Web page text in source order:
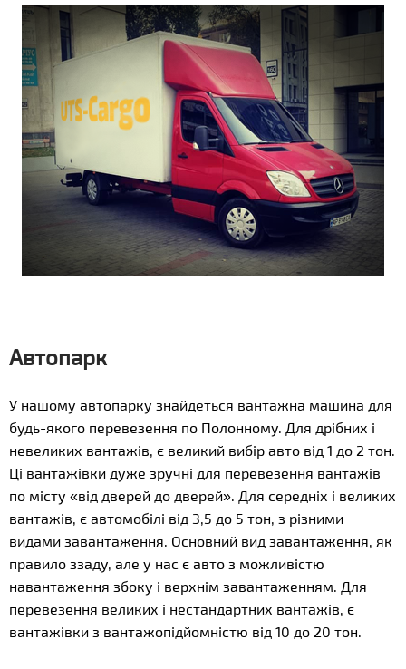
Автопарк
У нашому автопарку знайдеться вантажна машина для
будь-якого перевезення по Полонному. Для дрібних і
невеликих вантажів, є великий вибір авто від 1 до 2 тон.
Ці вантажівки дуже зручні для перевезення вантажів
по місту «від дверей до дверей». Для середніх і великих
вантажів, є автомобілі від 3,5 до 5 тон, з різними
видами завантаження. Основний вид завантаження, як
правило ззаду, але у нас є авто з можливістю
навантаження збоку і верхнім завантаженням. Для
перевезення великих і нестандартних вантажів, є
вантажівки з вантажопідйомністю від 10 до 20 тон.